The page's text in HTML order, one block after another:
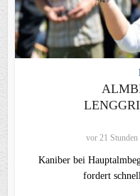
vor 21 Stunden
Kaniber bei
fordert